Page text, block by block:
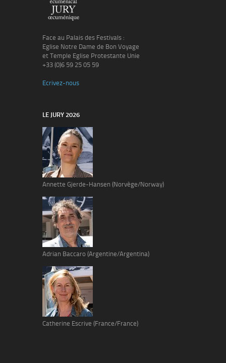
Face au Palais des Festivals :
Eglise Notre Dame de Bon Voyage
et Temple Eglise Protestante Unie
+33 (0)6 59 25 05 59
Ecrivez-nous
LE JURY 2026
Annette Gjerde-Hansen (Norvège/Norway)
Adrian Baccaro (Argentine/Argentina)
Catherine Escrive (France/France)